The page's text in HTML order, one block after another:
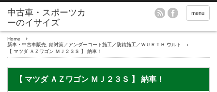
menu
Home
新車・中古車販売 錆対策／アンダーコート施工／防錆施工／ＷＵＲＴＨ ウルト
【 マツダ ＡＺワゴン ＭＪ２３Ｓ 】 納車！
【 マツダ ＡＺワゴン ＭＪ２３Ｓ 】 納車！